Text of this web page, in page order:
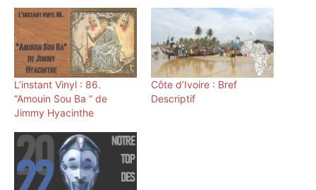
L’instant Vinyl : 86.
“Amouin Sou Ba ” de
Jimmy Hyacinthe
Côte d’Ivoire : Bref
Descriptif